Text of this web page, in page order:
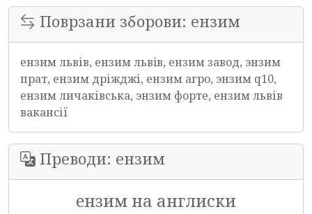
Поврзани зборови: ензим
ензим львів, ензим львiв, ензим завод, энзим
прат, ензим дріжджі, ензим агро, энзим q10,
ензим личаківська, энзим форте, ензим львів
вакансії
Преводи: ензим
ензим на англиски